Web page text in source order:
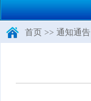
首页 >> 通知通告